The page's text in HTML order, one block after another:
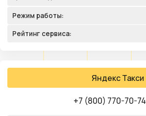
Режим работы:
Рейтинг сервиса:
Яндекс Такси
+7 (800) 770-70-74